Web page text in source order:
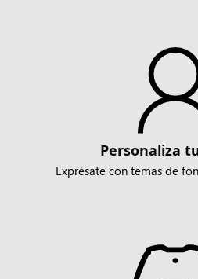
Personaliza
Exprésate con temas de